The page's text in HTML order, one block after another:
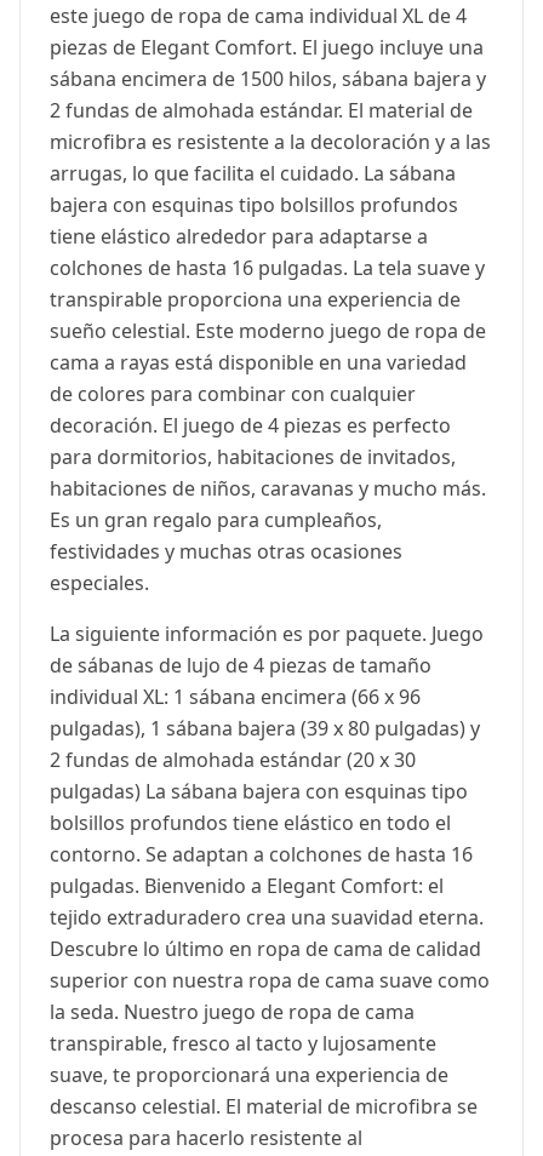
este juego de ropa de cama individual XL de 4
piezas de Elegant Comfort. El juego incluye una
sábana encimera de 1500 hilos, sábana bajera y
2 fundas de almohada estándar. El material de
microfibra es resistente a la decoloración y a las
arrugas, lo que facilita el cuidado. La sábana
bajera con esquinas tipo bolsillos profundos
tiene elástico alrededor para adaptarse a
colchones de hasta 16 pulgadas. La tela suave y
transpirable proporciona una experiencia de
sueño celestial. Este moderno juego de ropa de
cama a rayas está disponible en una variedad
de colores para combinar con cualquier
decoración. El juego de 4 piezas es perfecto
para dormitorios, habitaciones de invitados,
habitaciones de niños, caravanas y mucho más.
Es un gran regalo para cumpleaños,
festividades y muchas otras ocasiones
especiales.
La siguiente información es por paquete. Juego
de sábanas de lujo de 4 piezas de tamaño
individual XL: 1 sábana encimera (66 x 96
pulgadas), 1 sábana bajera (39 x 80 pulgadas) y
2 fundas de almohada estándar (20 x 30
pulgadas) La sábana bajera con esquinas tipo
bolsillos profundos tiene elástico en todo el
contorno. Se adaptan a colchones de hasta 16
pulgadas. Bienvenido a Elegant Comfort: el
tejido extraduradero crea una suavidad eterna.
Descubre lo último en ropa de cama de calidad
superior con nuestra ropa de cama suave como
la seda. Nuestro juego de ropa de cama
transpirable, fresco al tacto y lujosamente
suave, te proporcionará una experiencia de
descanso celestial. El material de microfibra se
procesa para hacerlo resistente al